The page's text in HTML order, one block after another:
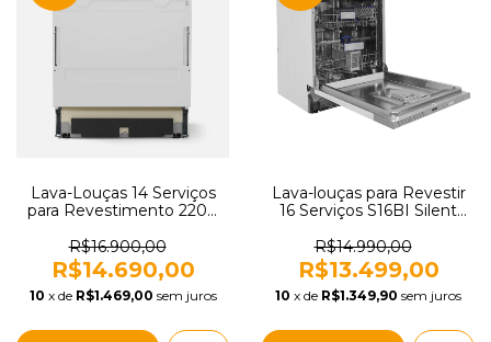
Lava-Louças 14 Serviços
para Revestimento 220V
2VSA
R$16.900,00
R$14.690,00
10 x de R$1.469,00 sem juros
Lava-louças para Revestir
16 Serviços S16BI Silent
R$14.990,00
R$13.499,00
10 x de R$1.349,90 sem juros